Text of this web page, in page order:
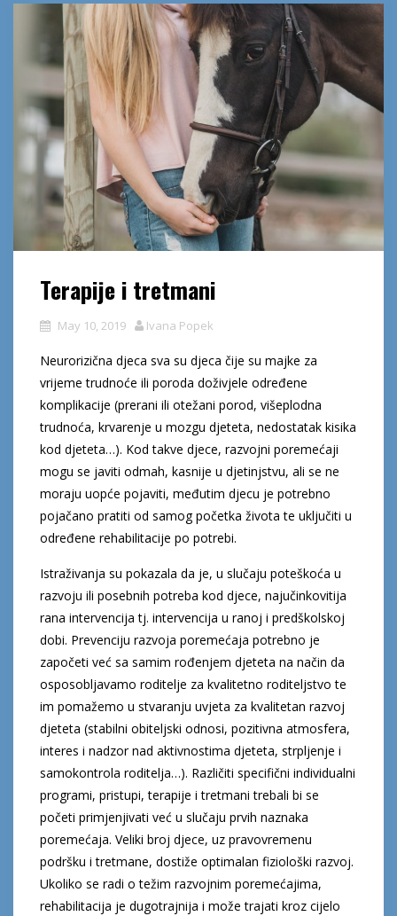
Terapije i tretmani
May 10, 2019 Ivana Popek
Neurorizična djeca sva su djeca čije su majke za
vrijeme trudnoće ili poroda doživjele određene
komplikacije (prerani ili otežani porod, višeplodna
trudnoća, krvarenje u mozgu djeteta, nedostatak kisika
kod djeteta…). Kod takve djece, razvojni poremećaji
mogu se javiti odmah, kasnije u djetinjstvu, ali se ne
moraju uopće pojaviti, međutim djecu je potrebno
pojačano pratiti od samog početka života te uključiti u
određene rehabilitacije po potrebi.
Istraživanja su pokazala da je, u slučaju poteškoća u
razvoju ili posebnih potreba kod djece, najučinkovitija
rana intervencija tj. intervencija u ranoj i predškolskoj
dobi. Prevenciju razvoja poremećaja potrebno je
započeti već sa samim rođenjem djeteta na način da
osposobljavamo roditelje za kvalitetno roditeljstvo te
im pomažemo u stvaranju uvjeta za kvalitetan razvoj
djeteta (stabilni obiteljski odnosi, pozitivna atmosfera,
interes i nadzor nad aktivnostima djeteta, strpljenje i
samokontrola roditelja…). Različiti specifični individualni
programi, pristupi, terapije i tretmani trebali bi se
početi primjenjivati već u slučaju prvih naznaka
poremećaja. Veliki broj djece, uz pravovremenu
podršku i tretmane, dostiže optimalan fiziološki razvoj.
Ukoliko se radi o težim razvojnim poremećajima,
rehabilitacija je dugotrajnija i može trajati kroz cijelo